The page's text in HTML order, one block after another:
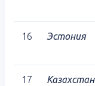
16 Эстония
17 Казахстан